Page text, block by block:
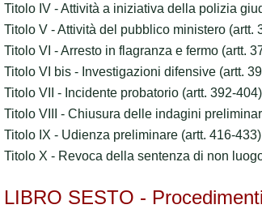
Titolo IV - Attività a iniziativa della polizia
Titolo V - Attività del pubblico ministero (artt.
Titolo VI - Arresto in flagranza e fermo (artt.
Titolo VI bis - Investigazioni difensive (artt.
Titolo VII - Incidente probatorio (artt. 392-404)
Titolo VIII - Chiusura delle indagini
Titolo IX - Udienza preliminare (artt. 416-433)
Titolo X - Revoca della sentenza di non
LIBRO SESTO -